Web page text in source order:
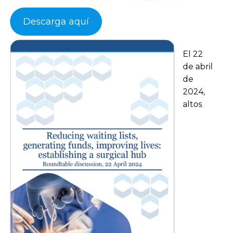
Descarga aquí
El 22
de abril
de
2024,
altos